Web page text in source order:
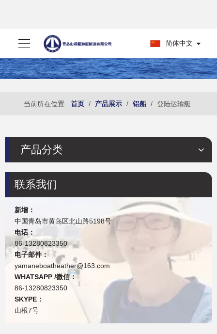
简体中文
当前所在位置: 首页 / 产品展示 / 铝船 / 登陆运输艇
产品分类
联系我们
新增：
中国青岛市黄岛区北山路5198号
电话：
86-13280823350
电子邮件：
yamaneboatheather@163.com
WHATSAPP /微信：
86-13280823350
SKYPE：
山根7号